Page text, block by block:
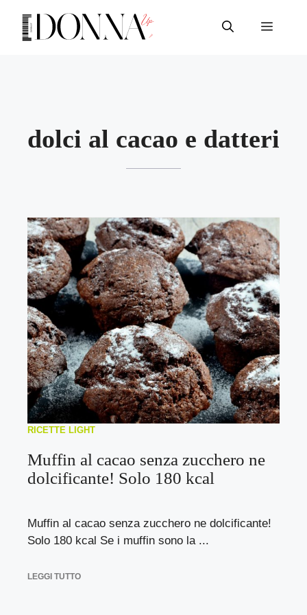
contenuto
Menu
dolci al cacao e datteri
RICETTE LIGHT
Muffin al cacao senza zucchero ne
dolcificante! Solo 180 kcal
Muffin al cacao senza zucchero ne dolcificante!
Solo 180 kcal Se i muffin sono la ...
LEGGI TUTTO